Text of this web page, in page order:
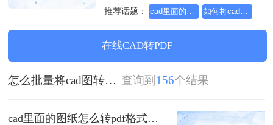
文档1:1高保真还原且排版不乱码。支持一
键批量处理，全链路 SSL 加密保障隐私安
全。助您快速实现怎么批量将cad图转pdf
格式转换，无需安装，高效办公。
推荐话题：
在线CAD转PDF
怎么批量将cad图转pdf格式转换 查询到 156个结果
cad里面的图纸怎么转pdf格式？试试这3种方法！